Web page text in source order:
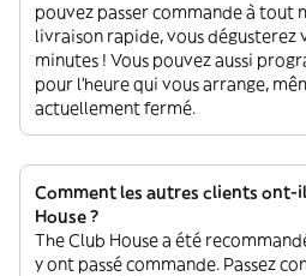
pouvez passer commande à tout
livraison rapide, vous dégusterez
minutes ! Vous pouvez aussi
pour l'heure qui vous arrange,
actuellement fermé.
Comment les autres clients ont-
House ?
The Club House a été
y ont passé commande. Passez